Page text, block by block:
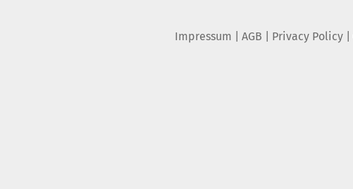
Impressum AGB Privacy Policy|